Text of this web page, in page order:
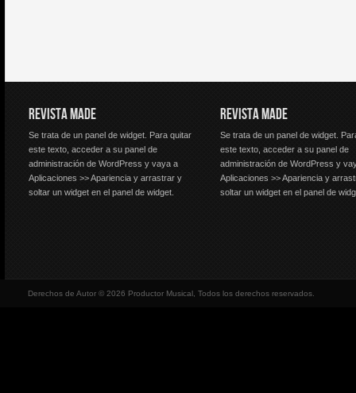
REVISTA MADE
Se trata de un panel de widget. Para quitar
este texto, acceder a su panel de
administración de WordPress y vaya a
Aplicaciones >> Apariencia y arrastrar y
soltar un widget en el panel de widget.
REVISTA MADE
Se trata de un panel de widget.
este texto, acceder a su panel de
administración de WordPress y
Aplicaciones >> Apariencia y
soltar un widget en el panel de
Derechos de Autor © 2026 Productor Musical, Todos los derechos reservados.